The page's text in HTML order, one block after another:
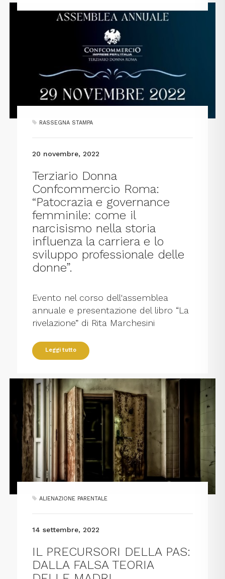
RASSEGNA STAMPA
20 novembre, 2022
Terziario Donna
Confcommercio Roma:
“Patocrazia e governance
femminile: come il
narcisismo nella storia
influenza la carriera e lo
sviluppo professionale delle
donne”.
Evento nel corso dell'assemblea
annuale e presentazione del libro “La
rivelazione” di Rita Marchesini
Leggi tutto
ALIENAZIONE PARENTALE
14 settembre, 2022
IL PRECURSORI DELLA PAS:
DALLA FALSA TEORIA